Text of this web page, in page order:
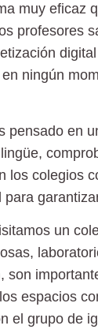
muy eficaz
profesores
ningún
pensado en
los colegios
un
espacios
el grupo de